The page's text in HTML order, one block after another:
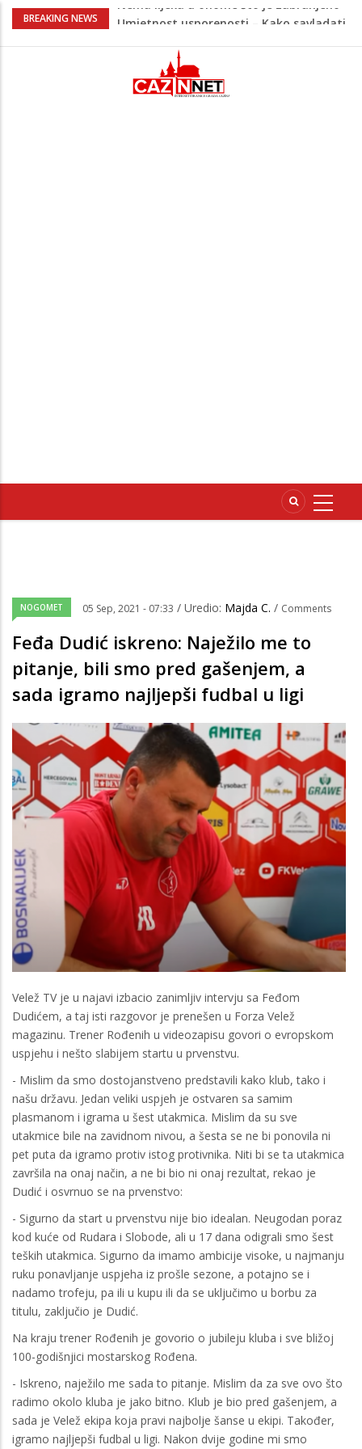
BREAKING NEWS
Umjetnost usporenosti – Kako savladati
Maloljetnik u policijskoj stanici napao
policajca i oštetio vrata
Razmišljate koji automobil kupiti? Nova
NOGOMET 05 Sep, 2021 - 07:33 / Uredio: Majda C. / Comments
Feđa Dudić iskreno: Naježilo me to
pitanje, bili smo pred gašenjem, a
sada igramo najljepši fudbal u ligi
Velež TV je u najavi izbacio zanimljiv intervju sa Feđom
Dudićem, a taj isti razgovor je prenešen u Forza Velež
magazinu. Trener Rođenih u videozapisu govori o evropskom
uspjehu i nešto slabijem startu u prvenstvu.
- Mislim da smo dostojanstveno predstavili kako klub, tako i
našu državu. Jedan veliki uspjeh je ostvaren sa samim
plasmanom i igrama u šest utakmica. Mislim da su sve
utakmice bile na zavidnom nivou, a šesta se ne bi ponovila ni
pet puta da igramo protiv istog protivnika. Niti bi se ta utakmica
završila na onaj način, a ne bi bio ni onaj rezultat, rekao je
Dudić i osvrnuo se na prvenstvo:
- Sigurno da start u prvenstvu nije bio idealan. Neugodan poraz
kod kuće od Rudara i Slobode, ali u 17 dana odigrali smo šest
teških utakmica. Sigurno da imamo ambicije visoke, u najmanju
ruku ponavljanje uspjeha iz prošle sezone, a potajno se i
nadamo trofeju, pa ili u kupu ili da se uključimo u borbu za
titulu, zaključio je Dudić.
Na kraju trener Rođenih je govorio o jubileju kluba i sve bližoj
100-godišnjici mostarskog Rođena.
- Iskreno, naježilo me sada to pitanje. Mislim da za sve ovo što
radimo okolo kluba je jako bitno. Klub je bio pred gašenjem, a
sada je Velež ekipa koja pravi najbolje šanse u ekipi. Također,
igramo najljepši fudbal u ligi. Nakon dvije godine mi smo